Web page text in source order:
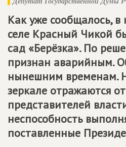
Как уже сообщалось,
селе Красный Чикой
сад «Берёзка». По
признан аварийным.
нынешним временам.
зеркале отражаются
представителей
неспособность
поставленные